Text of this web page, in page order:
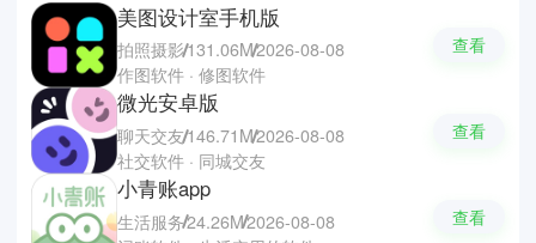
美图设计室手机版
拍照摄影131.06M2026-08-08
作图软件 · 修图软件
查看
微光安卓版
聊天交友146.71M2026-08-08
社交软件 · 同城交友
查看
小青账app
生活服务24.26M2026-08-08
查看